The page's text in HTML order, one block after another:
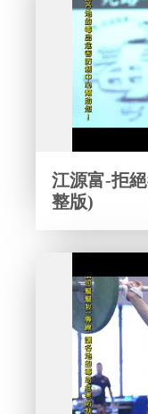
江源富-拒
整版)